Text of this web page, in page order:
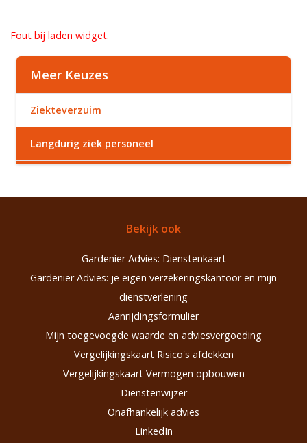
Fout bij laden widget.
Meer Keuzes
Ziekteverzuim
Langdurig ziek personeel
Bekijk ook
Gardenier Advies: Dienstenkaart
Gardenier Advies: je eigen verzekeringskantoor en mijn
dienstverlening
Aanrijdingsformulier
Mijn toegevoegde waarde en adviesvergoeding
Vergelijkingskaart Risico's afdekken
Vergelijkingskaart Vermogen opbouwen
Dienstenwijzer
Onafhankelijk advies
LinkedIn